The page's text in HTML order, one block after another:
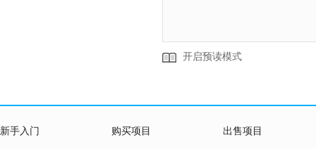
开启预读模式
新手入门 购买项目 出售项目